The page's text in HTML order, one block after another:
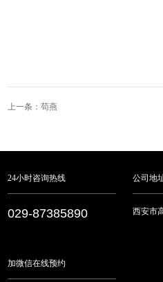
上一条：苟燕
24小时咨询热线
029-87385890
公司地
西安市
加微信在线预约